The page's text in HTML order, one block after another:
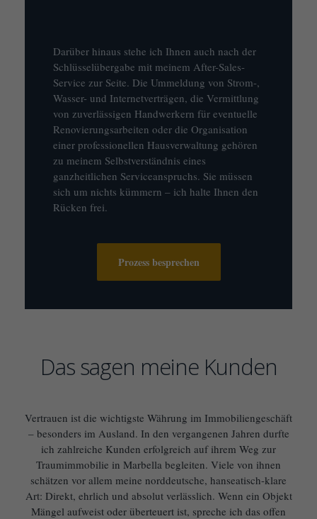
Darüber hinaus stehe ich Ihnen auch nach der
Schlüsselübergabe mit meinem After-Sales-
Service zur Seite. Die Ummeldung von Strom-,
Wasser- und Internetverträgen, die Vermittlung
von zuverlässigen Handwerkern für eventuelle
Renovierungsarbeiten oder die Organisation
einer professionellen Hausverwaltung gehören
zu meinem Selbstverständnis eines
ganzheitlichen Serviceanspruchs. Sie müssen
sich um nichts kümmern – ich halte Ihnen den
Rücken frei.
Prozess besprechen
Das sagen meine Kunden
Vertrauen ist die wichtigste Währung im Immobiliengeschäft
– besonders im Ausland. In den vergangenen Jahren durfte
ich zahlreiche Kunden erfolgreich auf ihrem Weg zur
Traumimmobilie in Marbella begleiten. Viele von ihnen
schätzen vor allem meine norddeutsche, hanseatisch-klare
Art: Direkt, ehrlich und absolut verlässlich. Wenn ein Objekt
Mängel aufweist oder überteuert ist, spreche ich das offen